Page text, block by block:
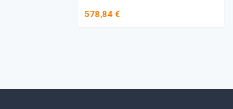
578,84 €